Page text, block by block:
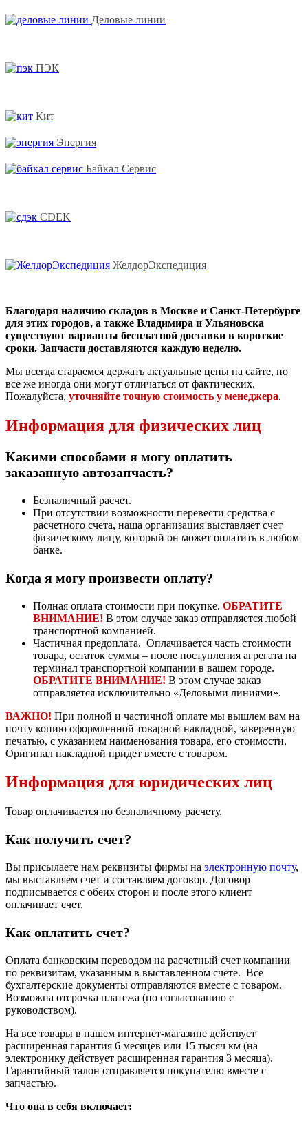
Деловые линии
ПЭК
Кит
Энергия
Байкал Сервис
CDEK
ЖелдорЭкспедиция
Благодаря наличию складов в Москве и Санкт-Петербурге
для этих городов, а также Владимира и Ульяновска
существуют варианты бесплатной доставки в короткие
сроки. Запчасти доставляются каждую неделю.
Мы всегда стараемся держать актуальные цены на сайте, но
все же иногда они могут отличаться от фактических.
Пожалуйста, уточняйте точную стоимость у менеджера.
Информация для физических лиц
Какими способами я могу оплатить
заказанную автозапчасть?
Безналичный расчет.
При отсутствии возможности перевести средства с
расчетного счета, наша организация выставляет счет
физическому лицу, который он может оплатить в любом
банке.
Когда я могу произвести оплату?
Полная оплата стоимости при покупке. ОБРАТИТЕ
ВНИМАНИЕ! В этом случае заказ отправляется любой
транспортной компанией.
Частичная предоплата. Оплачивается часть стоимости
товара, остаток суммы – после поступления агрегата на
терминал транспортной компании в вашем городе.
ОБРАТИТЕ ВНИМАНИЕ! В этом случае заказ
отправляется исключительно «Деловыми линиями».
ВАЖНО! При полной и частичной оплате мы вышлем вам на
почту копию оформленной товарной накладной, заверенную
печатью, с указанием наименования товара, его стоимости.
Оригинал накладной придет вместе с товаром.
Информация для юридических лиц
Товар оплачивается по безналичному расчету.
Как получить счет?
Вы присылаете нам реквизиты фирмы на электронную почту,
мы выставляем счет и составляем договор. Договор
подписывается с обеих сторон и после этого клиент
оплачивает счет.
Как оплатить счет?
Оплата банковским переводом на расчетный счет компании
по реквизитам, указанным в выставленном счете. Все
бухгалтерские документы отправляются вместе с товаром.
Возможна отсрочка платежа (по согласованию с
руководством).
На все товары в нашем интернет-магазине действует
расширенная гарантия 6 месяцев или 15 тысяч км (на
электронику действует расширенная гарантия 3 месяца).
Гарантийный талон отправляется покупателю вместе с
запчастью.
Что она в себя включает: